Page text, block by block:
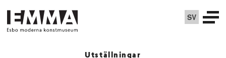
SV
Utställningar